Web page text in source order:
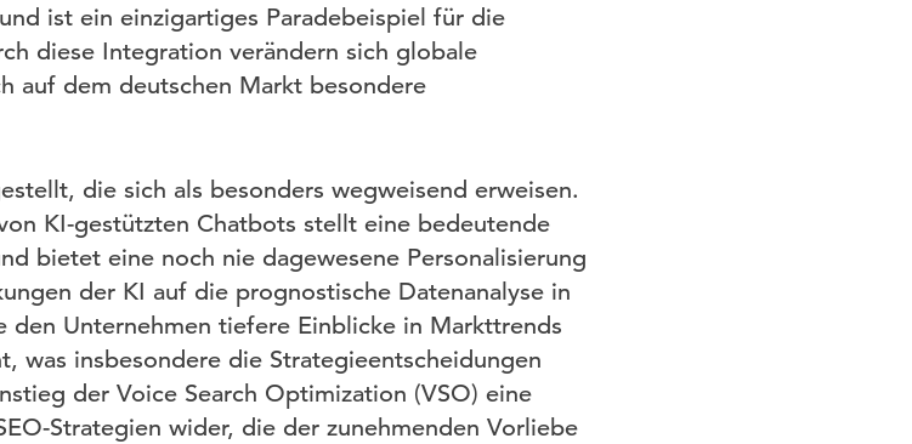
ist ein einzigartiges Paradebeispiel für die
diese Integration verändern sich globale
auf dem deutschen Markt besondere
die sich als besonders wegweisend erweisen.
KI-gestützten Chatbots stellt eine bedeutende
bietet eine noch nie dagewesene Personalisierung
der KI auf die prognostische Datenanalyse in
Unternehmen tiefere Einblicke in Markttrends
was insbesondere die Strategieentscheidungen
der Voice Search Optimization (VSO) eine
Strategien wider, die der zunehmenden Vorliebe